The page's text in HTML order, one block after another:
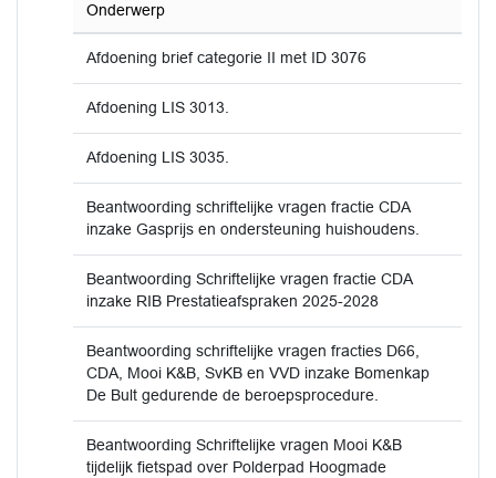
Onderwerp
Afdoening brief categorie II met ID 3076
Afdoening LIS 3013.
Afdoening LIS 3035.
Beantwoording schriftelijke vragen fractie CDA
inzake Gasprijs en ondersteuning huishoudens.
Beantwoording Schriftelijke vragen fractie CDA
inzake RIB Prestatieafspraken 2025-2028
Beantwoording schriftelijke vragen fracties D66,
CDA, Mooi K&B, SvKB en VVD inzake Bomenkap
De Bult gedurende de beroepsprocedure.
Beantwoording Schriftelijke vragen Mooi K&B
tijdelijk fietspad over Polderpad Hoogmade